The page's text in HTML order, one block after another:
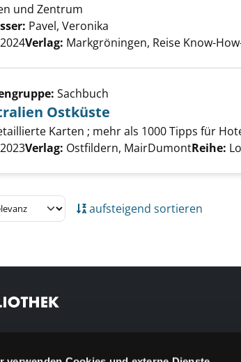
Details von Australien anzeigen
und Zentrum
Pavel, Veronika
2024Verlag: Markgröningen, Reise Know-
Details von Australien Ostküste anzeigen
Sachbuch
Ostküste
Karten ; mehr als 1000 Tipps für
nach diesem Verfasser
2023Verlag: Ostfildern, MairDumontReihe:
aufsteigend sortieren